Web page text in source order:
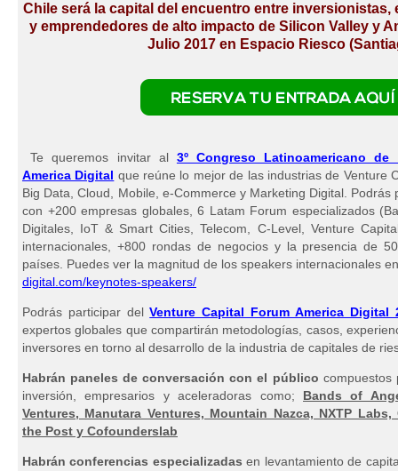
Chile será la capital del encuentro entre inversionistas,
y emprendedores de alto impacto de Silicon Valley y
Julio 2017 en Espacio Riesco
Te queremos invitar al 3º Congreso Latinoamericano
America Digital que reúne lo mejor de las industrias de Venture
Big Data, Cloud, Mobile, e-Commerce y Marketing Digital. Podrás
con +200 empresas globales, 6 Latam Forum especializados
Digitales, IoT & Smart Cities, Telecom, C-Level, Venture
internacionales, +800 rondas de negocios y la presencia de
países. Puedes ver la magnitud de los speakers internacionales
digital.com/keynotes-speakers/
Podrás participar delVenture Capital Forum America Digital
expertos globales que compartirán metodologías, casos,
inversores en torno al desarrollo de la industria de capitales de
Habrán paneles de conversación con el público compuestos
inversión, empresarios y aceleradoras como;
Bands of
Ventures, Manutara Ventures, Mountain Nazca, NXTP
the Post y Cofounderslab
Habrán conferencias especializadas en levantamiento de